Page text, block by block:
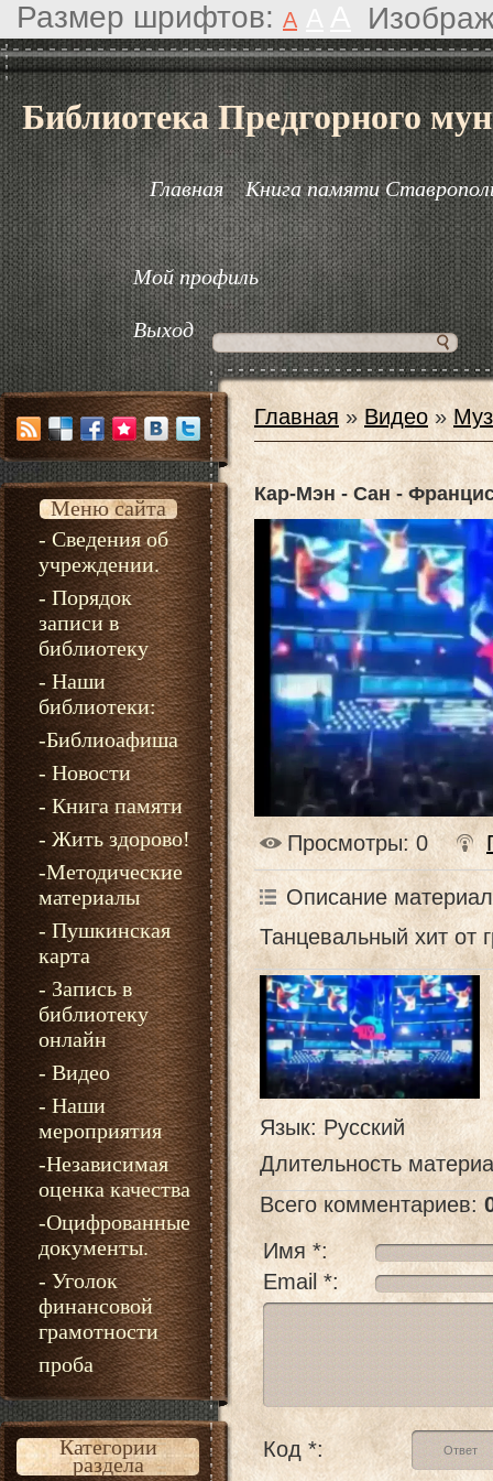
Размер шрифтов: A
Библиотека Предгорного
Главная Книга памяти
Мой профиль
Выход
Меню сайта
- Сведения об
учреждении.
- Порядок
записи в
библиотеку
- Наши
библиотеки:
-Библиоафиша
- Новости
- Книга памяти
- Жить здорово!
-Методические
материалы
- Пушкинская
карта
- Запись в
библиотеку
онлайн
- Видео
- Наши
мероприятия
-Независимая
оценка качества
-Оцифрованные
документы.
- Уголок
финансовой
грамотности
проба
Категории
раздела
Главная »Видео »
Кар-Мэн - Сан -
Просмотры: 0
Описание
Танцевальный хит от
Язык: Русский
Длительность
Всего комментариев:
Имя *:
Email *:
Код *: